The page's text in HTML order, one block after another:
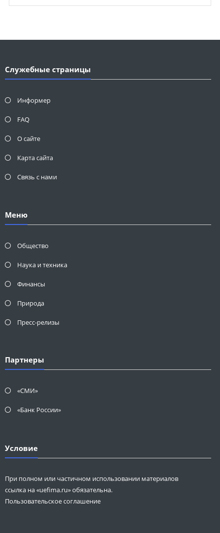
Служебные страницы
Информер
FAQ
О сайте
Карта сайта
Связь с нами
Меню
Общество
Наука и техника
Финансы
Природа
Пресс-релизы
Партнеры
«СМИ»
«Банк России»
Условие
При полном или частичном использовании материалов
ссылка на «uefima.ru» обязательна.
Пользовательское соглашение